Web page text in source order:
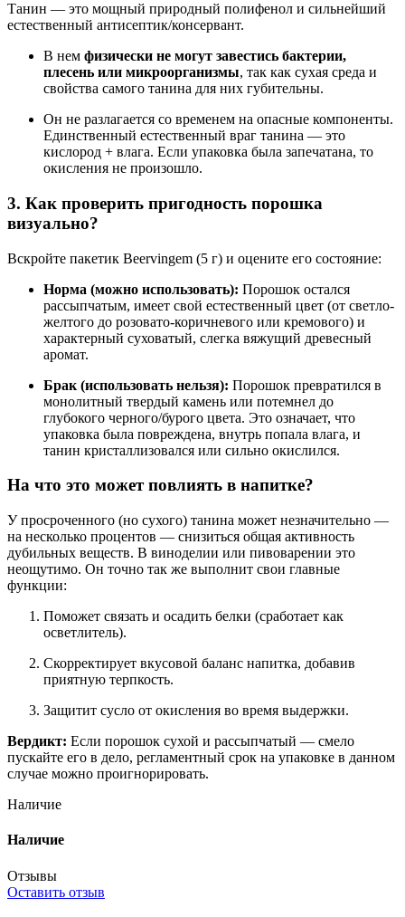
Танин — это мощный природный полифенол и сильнейший
естественный антисептик/консервант.
В нем физически не могут завестись бактерии,
плесень или микроорганизмы, так как сухая среда и
свойства самого танина для них губительны.
Он не разлагается со временем на опасные компоненты.
Единственный естественный враг танина — это
кислород + влага. Если упаковка была запечатана, то
окисления не произошло.
3. Как проверить пригодность порошка
визуально?
Вскройте пакетик Beervingem (5 г) и оцените его состояние:
Норма (можно использовать): Порошок остался
рассыпчатым, имеет свой естественный цвет (от светло-
желтого до розовато-коричневого или кремового) и
характерный суховатый, слегка вяжущий древесный
аромат.
Брак (использовать нельзя): Порошок превратился в
монолитный твердый камень или потемнел до
глубокого черного/бурого цвета. Это означает, что
упаковка была повреждена, внутрь попала влага, и
танин кристаллизовался или сильно окислился.
На что это может повлиять в напитке?
У просроченного (но сухого) танина может незначительно —
на несколько процентов — снизиться общая активность
дубильных веществ. В виноделии или пивоварении это
неощутимо. Он точно так же выполнит свои главные
функции:
Поможет связать и осадить белки (сработает как
осветлитель).
Скорректирует вкусовой баланс напитка, добавив
приятную терпкость.
Защитит сусло от окисления во время выдержки.
Вердикт: Если порошок сухой и рассыпчатый — смело
пускайте его в дело, регламентный срок на упаковке в данном
случае можно проигнорировать.
Наличие
Наличие
Отзывы
Оставить отзыв